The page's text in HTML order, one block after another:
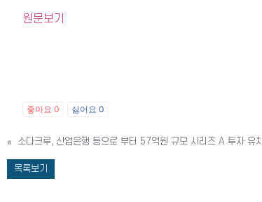
원문보기
좋아요 0 싫어요 0
« 소다크루, 산업은행 등으로 부터 57억원 규모 시리즈 A 투자 유치
목록보기